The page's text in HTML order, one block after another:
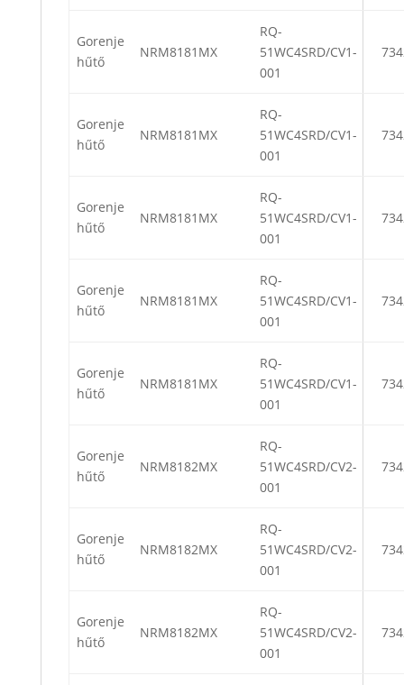
Gorenje
hűtő
NRM8181MX
RQ-
51WC4SRD/CV1-
001
Gorenje
hűtő
NRM8181MX
RQ-
51WC4SRD/CV1-
001
Gorenje
hűtő
NRM8181MX
RQ-
51WC4SRD/CV1-
001
Gorenje
hűtő
NRM8181MX
RQ-
51WC4SRD/CV1-
001
Gorenje
hűtő
NRM8181MX
RQ-
51WC4SRD/CV1-
001
Gorenje
hűtő
NRM8182MX
RQ-
51WC4SRD/CV2-
001
Gorenje
hűtő
NRM8182MX
RQ-
51WC4SRD/CV2-
001
Gorenje
hűtő
NRM8182MX
RQ-
51WC4SRD/CV2-
001